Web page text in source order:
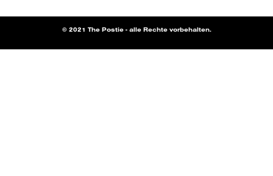
© 2021 The Postie - alle Rechte vorbehalten.